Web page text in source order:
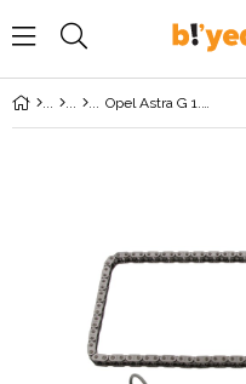
Opel Astra G 1.4 Twinport (Z14XEP) Triger Zincir Seti FEBİ